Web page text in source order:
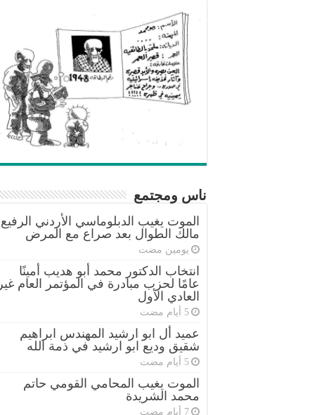
ناس ومجتمع
الموت يغيب الدبلوماسي الأردني الرفيع
مالك الطوال بعد صراع مع المرض
‏يومين مضت
انتخاب الدكتور محمد أبو هديب أمينًا
عامًا لحزب مبادرة في المؤتمر العام غير
العادي الأول
عميد أل ابو ارشيد المهندس ابراهيم
شقيق وديع ابو ارشيد في ذمة الله
الموت يغيب المحامي القومي حاتم
محمد الشريدة